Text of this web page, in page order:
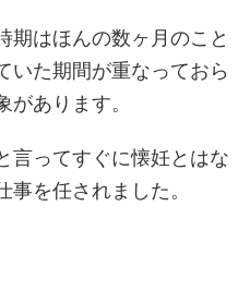
期はほんの数ヶ月のこと
いた期間が重なっておら
あります。
言ってすぐに懐妊とはな
事を任されました。